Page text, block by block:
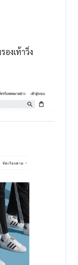
องเท้าวิ่ง